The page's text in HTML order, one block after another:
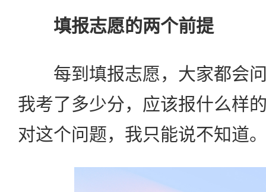
填报志愿的两个前提
每到填报志愿，大家都会问
我考了多少分，应该报什么样
对这个问题，我只能说不知道